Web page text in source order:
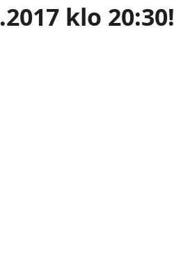
klo 20:30!